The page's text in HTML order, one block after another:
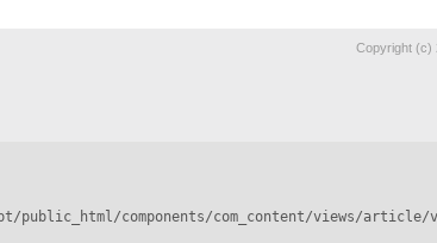
Copyright (c)
public_html/components/com_content/views/article/